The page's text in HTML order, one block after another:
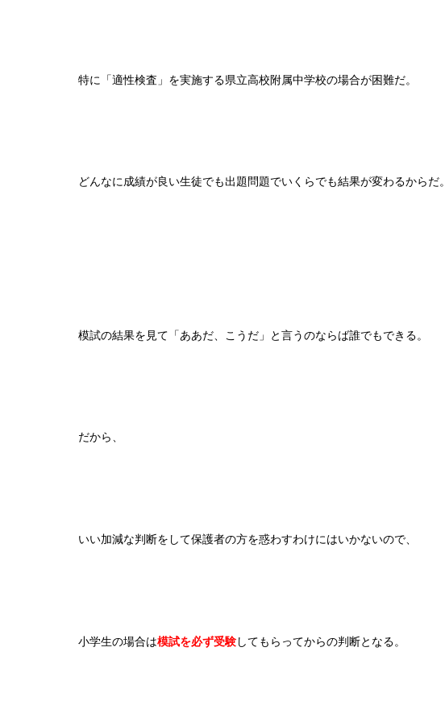
特に「適性検査」を実施する県立高校附属中学校の場合が困難だ。
どんなに成績が良い生徒でも出題問題でいくらでも結果が変わるからだ。
模試の結果を見て「ああだ、こうだ」と言うのならば誰でもできる。
だから、
いい加減な判断をして保護者の方を惑わすわけにはいかないので、
小学生の場合は模試を必ず受験してもらってからの判断となる。